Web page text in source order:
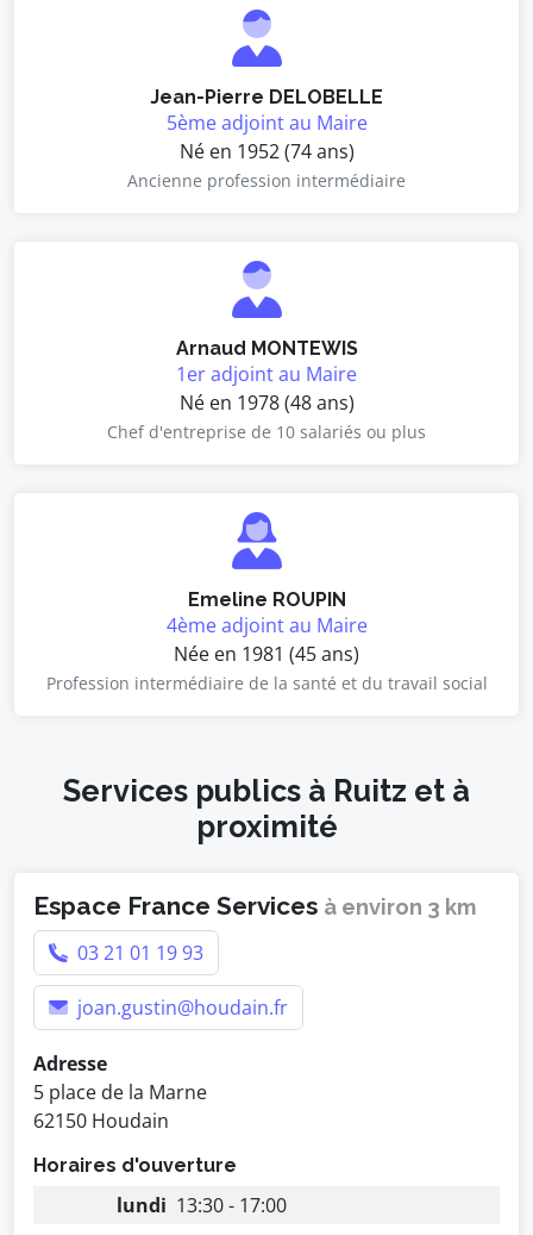
Jean-Pierre DELOBELLE
5ème adjoint au Maire
Né en 1952 (74 ans)
Ancienne profession intermédiaire
Arnaud MONTEWIS
1er adjoint au Maire
Né en 1978 (48 ans)
Chef d'entreprise de 10 salariés ou plus
Emeline ROUPIN
4ème adjoint au Maire
Née en 1981 (45 ans)
Profession intermédiaire de la santé et du travail social
Services publics à Ruitz et à
proximité
Espace France Services à environ 3 km
03 21 01 19 93
joan.gustin@houdain.fr
Adresse
5 place de la Marne
62150 Houdain
Horaires d'ouverture
lundi 13:30 - 17:00